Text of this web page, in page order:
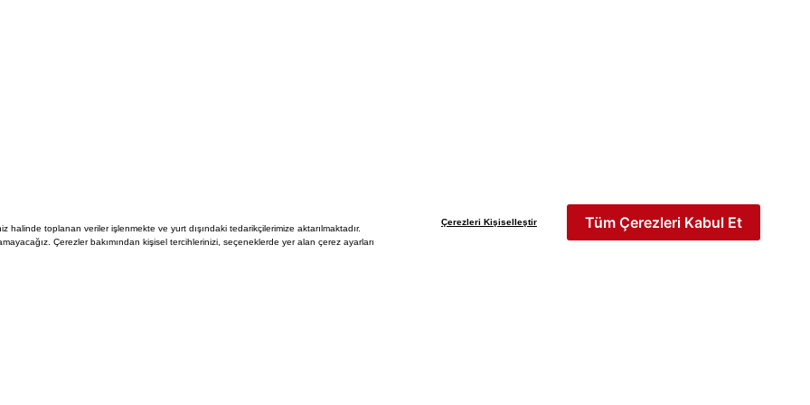
Kullanıcı SözleşmesiWhatsapp Destek Hattı
halinde toplanan veriler işlenmekte ve yurt dışındaki tedarikçilerimize aktarılmaktadır.
Çerezler bakımından kişisel tercihlerinizi, seçeneklerde yer alan çerez ayarları
Çerezleri Kişiselleştir Tüm Çerezleri Kabul Et